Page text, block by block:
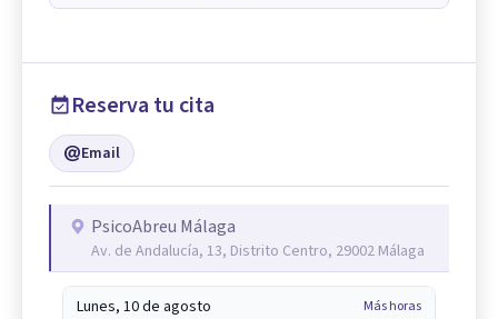
Reserva tu cita
Email
PsicoAbreu Málaga
Av. de Andalucía, 13, Distrito Centro, 29002 Málaga
Lunes, 10 de agosto Más horas